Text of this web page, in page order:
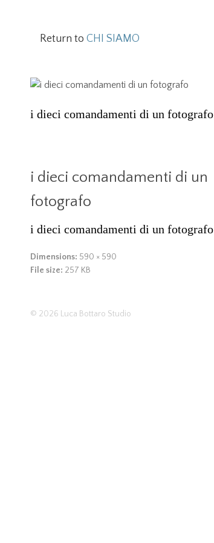
Return to CHI SIAMO
i dieci comandamenti di un fotografo
i dieci comandamenti di un
fotografo
i dieci comandamenti di un fotografo
Dimensions: 590 × 590
File size: 257 KB
© 2026 Luca Bottaro Studio